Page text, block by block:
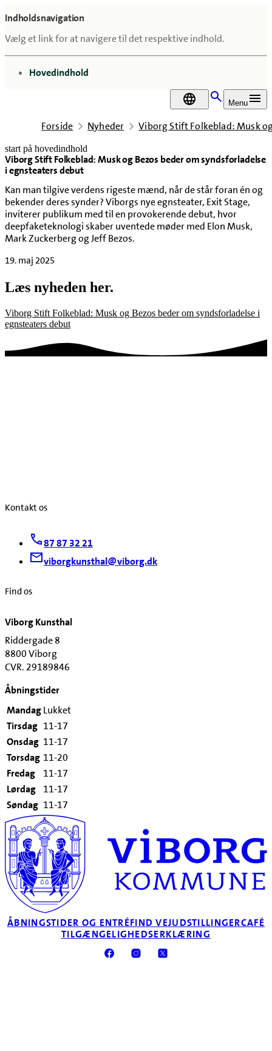
Indholdsnavigation
Vælg et link for at navigere til det respektive indhold.
gå til
Hovedindhold
DA Menu
Forside Nyheder Viborg Stift Folkeblad: Musk
start på hovedindhold
Viborg Stift Folkeblad: Musk og Bezos beder om syndsforladelse
i egnsteaters debut
Kan man tilgive verdens rigeste mænd, når de står foran én og
bekender deres synder? Viborgs nye egnsteater, Exit Stage,
inviterer publikum med til en provokerende debut, hvor
deepfaketeknologi skaber uventede møder med Elon Musk,
Mark Zuckerberg og Jeff Bezos.
19. maj 2025
senest opdateret 19. maj 2025
Læs nyheden her.
Viborg Stift Folkeblad: Musk og Bezos beder om syndsforladelse i
egnsteaters debut
Kontakt os
87 87 32 21
viborgkunsthal@viborg.dk
Find os
Viborg Kunsthal
Riddergade 8
8800 Viborg
CVR. 29189846
Åbningstider
MandagLukket
Tirsdag 11-17
Onsdag 11-17
Torsdag 11-20
Fredag
11-17
Lørdag
11-17
Søndag 11-17
ÅBNINGSTIDER OG ENTRÉFIND VEJUDSTILLINGERCAFÉ
TILGÆNGELIGHEDSERKLÆRING